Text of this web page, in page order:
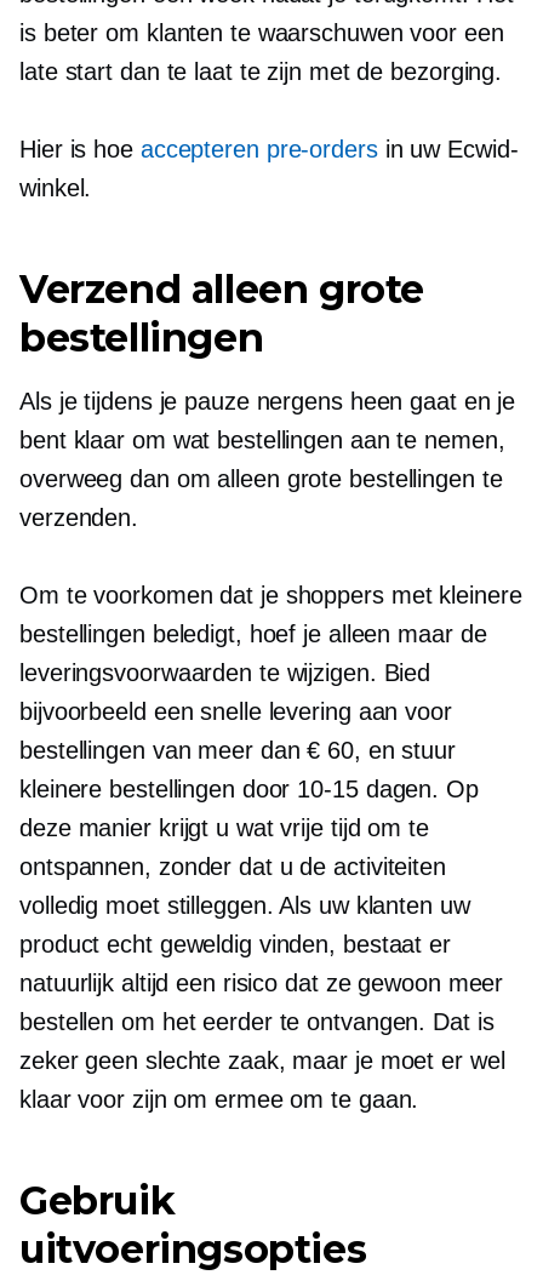
is beter om klanten te waarschuwen voor een
late start dan te laat te zijn met de bezorging.
Hier is hoe accepteren pre-ordersin uw Ecwid-
winkel.
Verzend alleen grote
bestellingen
Als je tijdens je pauze nergens heen gaat en je
bent klaar om wat bestellingen aan te nemen,
overweeg dan om alleen grote bestellingen te
verzenden.
Om te voorkomen dat je shoppers met kleinere
bestellingen beledigt, hoef je alleen maar de
leveringsvoorwaarden te wijzigen. Bied
bijvoorbeeld een snelle levering aan voor
bestellingen van meer dan € 60, en stuur
kleinere bestellingen door 10-15dagen. Op
deze manier krijgt u wat vrije tijd om te
ontspannen, zonder dat u de activiteiten
volledig moet stilleggen. Als uw klanten uw
product echt geweldig vinden, bestaat er
natuurlijk altijd een risico dat ze gewoon meer
bestellen om het eerder te ontvangen. Dat is
zeker geen slechte zaak, maar je moet er wel
klaar voor zijn om ermee om te gaan.
Gebruik
uitvoeringsopties